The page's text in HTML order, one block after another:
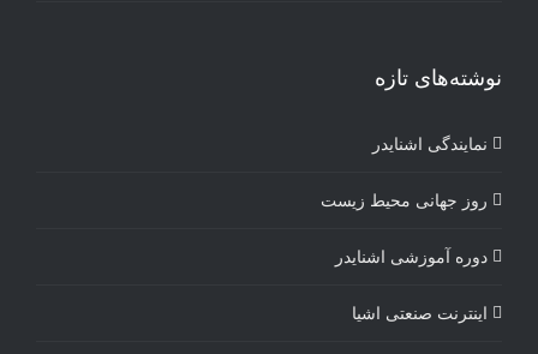
نوشته‌های تازه
نمایندگی اشنایدر
روز جهانی محیط زیست
دوره آموزشی اشنایدر
اینترنت صنعتی اشیا